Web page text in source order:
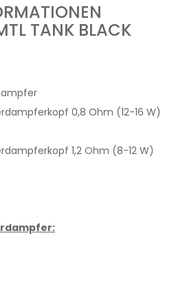
TANK BLACK
0,8 Ohm (12-16 W)
1,2 Ohm (8-12 W)